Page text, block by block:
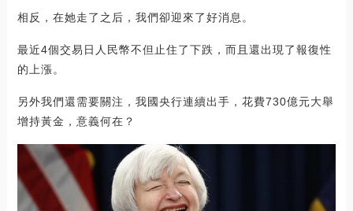
相反，在她走了之后，我們卻迎來了好消息。
最近4個交易日人民幣不但止住了下跌，而且還出現了報復性
的上漲。
另外我們還需要關注，我國央行連續出手，花費730億元大舉
增持黃金，意義何在？